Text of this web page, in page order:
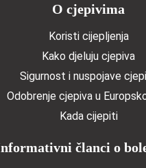
menuO cjepivima
Koristi cijepljenja
Kako djeluju cjepiva
Sigurnost i nuspojave
Odobrenje cjepiva u
Kada cijepiti
članci o